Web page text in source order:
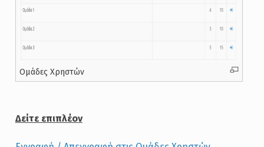
Ομάδες Χρηστών
Δείτε επιπλέον